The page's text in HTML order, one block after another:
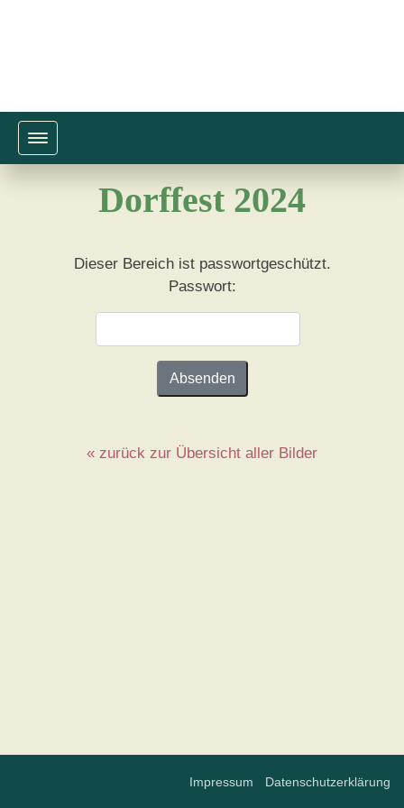
Toggle navigation
Dorffest 2024
Dieser Bereich ist passwortgeschützt.
Passwort:
« zurück zur Übersicht aller Bilder
Impressum · Datenschutzerklärung